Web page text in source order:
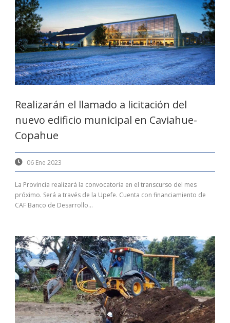
Realizarán el llamado a licitación del
nuevo edificio municipal en Caviahue-
Copahue
06 Ene 2023
La Provincia realizará la convocatoria en el transcurso del mes
próximo. Será a través de la Upefe. Cuenta con financiamiento de
CAF Banco de Desarrollo...